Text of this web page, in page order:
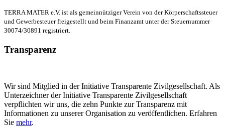
TERRA MATER e.V. ist als gemeinnütziger Verein von der Körperschaftssteuer
und Gewerbesteuer freigestellt und beim Finanzamt unter der Steuernummer
30074/30891 registriert.
Transparenz
Wir sind Mitglied in der Initiative Transparente Zivilgesellschaft. Als
Unterzeichner der Initiative Transparente Zivilgesellschaft
verpflichten wir uns, die zehn Punkte zur Transparenz mit
Informationen zu unserer Organisation zu veröffentlichen. Erfahren
Sie mehr.